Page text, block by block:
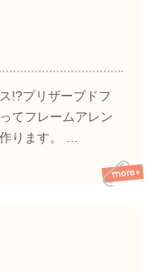
!?プリザーブドフ
てフレームアレン
ります。 …